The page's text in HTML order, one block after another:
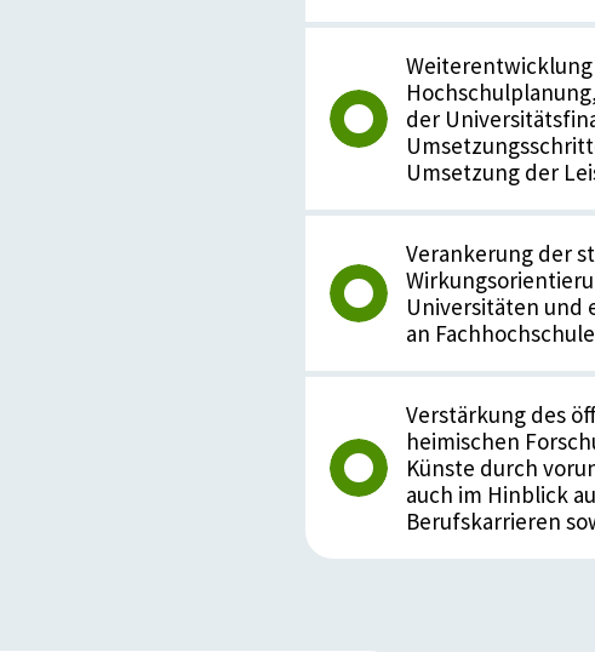
der
Umsetzung der
Verankerung der
Universitäten und
an
Verstärkung des
heimischen
Künste durch
auch im Hinblick
Berufskarrieren